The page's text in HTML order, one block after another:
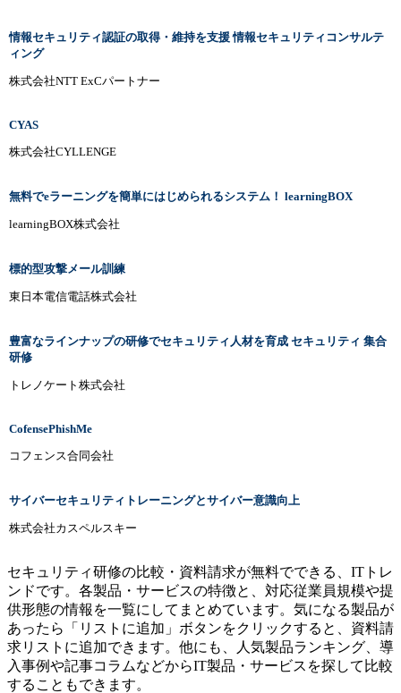
情報セキュリティ認証の取得・維持を支援 情報セキュリティコンサルテ
ィング
株式会社NTT ExCパートナー
CYAS
株式会社CYLLENGE
無料でeラーニングを簡単にはじめられるシステム！ learningBOX
learningBOX株式会社
標的型攻撃メール訓練
東日本電信電話株式会社
豊富なラインナップの研修でセキュリティ人材を育成 セキュリティ 集合
研修
トレノケート株式会社
CofensePhishMe
コフェンス合同会社
サイバーセキュリティトレーニングとサイバー意識向上
株式会社カスペルスキー
セキュリティ研修の比較・資料請求が無料でできる、ITトレ
ンドです。各製品・サービスの特徴と、対応従業員規模や提
供形態の情報を一覧にしてまとめています。気になる製品が
あったら「リストに追加」ボタンをクリックすると、資料請
求リストに追加できます。他にも、人気製品ランキング、導
入事例や記事コラムなどからIT製品・サービスを探して比較
することもできます。